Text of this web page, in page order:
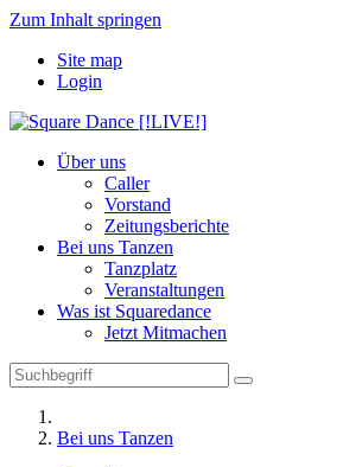
Zum Inhalt springen
Site map
Login
Über uns
Caller
Vorstand
Zeitungsberichte
Bei uns Tanzen
Tanzplatz
Veranstaltungen
Was ist Squaredance
Jetzt Mitmachen
Bei uns Tanzen